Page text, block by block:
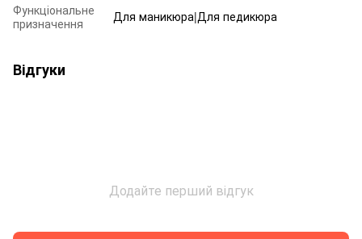
Функціональне
призначення
Для маникюра|Для педикюра
Відгуки
Додайте перший відгук